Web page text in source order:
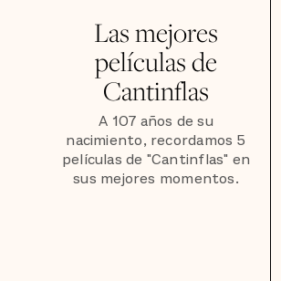
Las mejores
películas de
Cantinflas
A 107 años de su
nacimiento, recordamos 5
películas de "Cantinflas" en
sus mejores momentos.